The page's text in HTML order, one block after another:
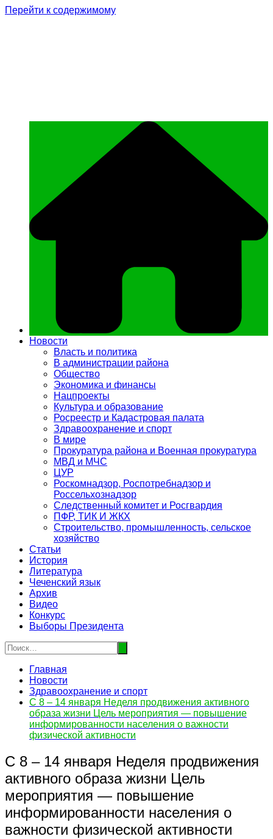
Перейти к содержимому
Новости
Власть и политика
В администрации района
Общество
Экономика и финансы
Нацпроекты
Культура и образование
Росреестр и Кадастровая палата
Здравоохранение и спорт
В мире
Прокуратура района и Военная прокуратура
МВД и МЧС
ЦУР
Роскомнадзор, Роспотребнадзор и
Россельхознадзор
Следственный комитет и Росгвардия
ПФР, ТИК И ЖКХ
Строительство, промышленность, сельское
хозяйство
Статьи
История
Литература
Чеченский язык
Архив
Видео
Конкурс
Выборы Президента
Главная
Новости
Здравоохранение и спорт
С 8 – 14 января Неделя продвижения активного
образа жизни Цель мероприятия — повышение
информированности населения о важности
физической активности
С 8 – 14 января Неделя продвижения
активного образа жизни Цель
мероприятия — повышение
информированности населения о
важности физической активности